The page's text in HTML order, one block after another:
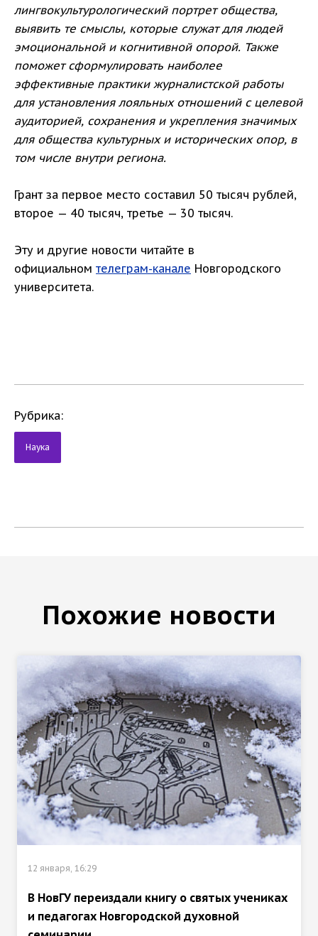
лингвокультурологический портрет общества,
выявить те смыслы, которые служат для людей
эмоциональной и когнитивной опорой. Также
поможет сформулировать наиболее
эффективные практики журналистской работы
для установления лояльных отношений с целевой
аудиторией, сохранения и укрепления значимых
для общества культурных и исторических опор, в
том числе внутри региона.
Грант за первое место составил 50 тысяч рублей,
второе — 40 тысяч, третье — 30 тысяч.
Эту и другие новости читайте в
официальном телеграм-канале Новгородского
университета.
Рубрика:
Наука
Похожие новости
12 января, 16:29
В НовГУ переиздали книгу о святых учениках
и педагогах Новгородской духовной